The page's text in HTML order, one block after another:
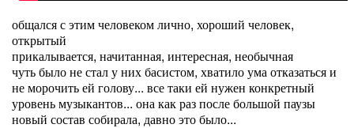
общался с этим человеком лично, хороший человек,
открытый
прикалывается, начитанная, интересная, необычная
чуть было не стал у них басистом, хватило ума отказаться и
не морочить ей голову... все таки ей нужен конкретный
уровень музыкантов... она как раз после большой паузы
новый состав собирала, давно это было...